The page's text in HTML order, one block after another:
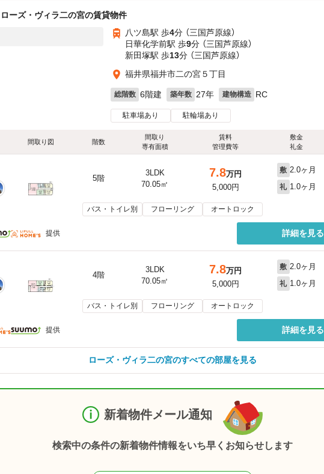
ローズ・ヴィラ二の宮の賃貸物件
八ツ島駅 歩4分 （三国芦原線）
日華化学前駅 歩9分 （三国芦原線）
新田塚駅 歩13分 （三国芦原線）
福井県福井市二の宮５丁目
総階数 6階建 築年数 27年 建物構造 RC
駐車場あり 駐輪場あり
間取り図 階数
間取り
専有面積
賃料
管理費等
敷金
礼金
5階
3LDK
70.05㎡
7.8万円
5,000円
敷 2.0ヶ月
礼 1.0ヶ月
バス・トイレ別 フローリング オートロック
提供 詳細を見る
4階
3LDK
70.05㎡
7.8万円
5,000円
敷 2.0ヶ月
礼 1.0ヶ月
バス・トイレ別 フローリング オートロック
提供 詳細を見る
ローズ・ヴィラ二の宮のすべての部屋を見る
新着物件メール通知
検索中の条件の新着物件情報をいち早くお知らせします